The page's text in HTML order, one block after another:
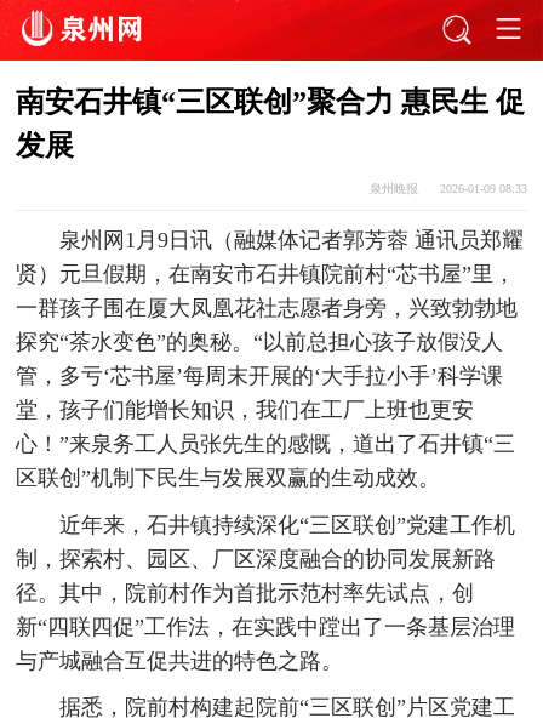
南安石井镇“三区联创”聚合力 惠民生 促
发展
泉州晚报 2026-01-09 08:33
泉州网1月9日讯（融媒体记者郭芳蓉 通讯员郑耀
贤）元旦假期，在南安市石井镇院前村“芯书屋”里，
一群孩子围在厦大凤凰花社志愿者身旁，兴致勃勃地
探究“茶水变色”的奥秘。“以前总担心孩子放假没人
管，多亏‘芯书屋’每周末开展的‘大手拉小手’科学课
堂，孩子们能增长知识，我们在工厂上班也更安
心！”来泉务工人员张先生的感慨，道出了石井镇“三
区联创”机制下民生与发展双赢的生动成效。
近年来，石井镇持续深化“三区联创”党建工作机
制，探索村、园区、厂区深度融合的协同发展新路
径。其中，院前村作为首批示范村率先试点，创
新“四联四促”工作法，在实践中蹚出了一条基层治理
与产城融合互促共进的特色之路。
据悉，院前村构建起院前“三区联创”片区党建工